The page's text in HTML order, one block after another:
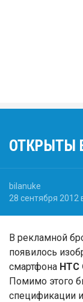
ОТКРЫТЫ
bilanuke
28 сентября 2012
В рекламной
появилось
смартфона HTC
Помимо этого
спецификации